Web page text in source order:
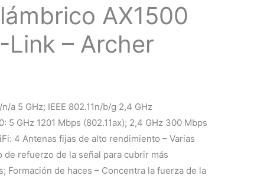
AX1500
Link – Archer
a 5 GHz; IEEE 802.11n/b/g 2,4 GHz
5 GHz 1201 Mbps (802.11ax); 2,4 GHz 300 Mbps
4 Antenas fijas de alto rendimiento – Varias
de refuerzo de la señal para cubrir más
Formación de haces – Concentra la fuerza de la